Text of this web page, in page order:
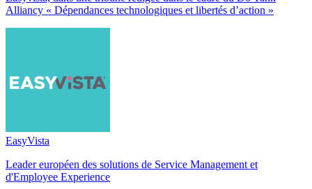
Alliancy « Dépendances technologiques et libertés d’action »
EasyVista
Leader européen des solutions de Service Management et
d'Employee Experience